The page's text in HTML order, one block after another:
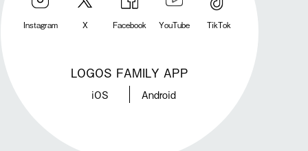
Instagram X Facebook YouTube TikTok
LOGOS FAMILY APP
iOS Android